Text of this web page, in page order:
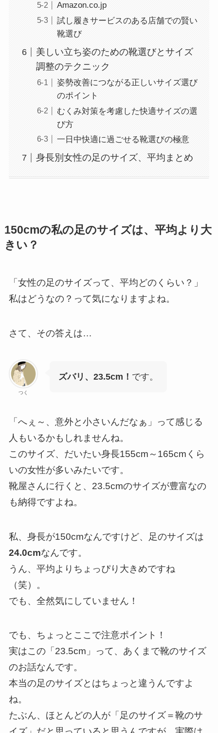
Amazon.co.jp
試し履きサービスのある店舗での賢い
靴選び
美しい立ち姿のための靴選びとサイズ
調整のテクニック
姿勢改善につながる正しいサイズ選び
のポイント
むくみ対策を考慮した快適サイズの選
び方
一日中快適に過ごせる靴選びの極意
身長別女性の足のサイズ、平均まとめ
150cmの私の足のサイズは、平均より大
きい？
「女性の足のサイズって、平均どのくらい？」
私はどうなの？って気になりますよね。
さて、その答えは…
つく
ズバリ、23.5cm！ です。
「へぇ～、意外と小さいんだなぁ」って感じる
人もいるかもしれませんね。
このサイズ、だいたい身長155cm～165cmくら
いの女性が多いみたいです。
靴屋さんに行くと、23.5cmのサイズが豊富なの
も納得ですよね。
私、身長が150cmなんですけど、足のサイズは
24.0cmなんです。
うん、平均よりちょっぴり大きめですね
（笑）。
でも、全然気にしていません！
でも、ちょっとここで注意ポイント！
実はこの「23.5cm」って、あくまで靴のサイズ
のお話なんです。
本当の足のサイズとはちょっと違うんですよ
ね。
たぶん、ほとんどの人が「足のサイズ＝靴のサ